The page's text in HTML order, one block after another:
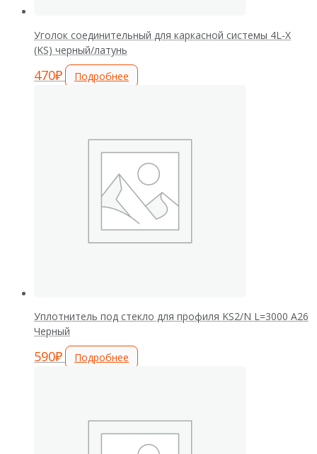
Уголок соединительный для каркасной системы 4L-Х
(KS) черный/латунь
470₽ Подробнее
Уплотнитель под стекло для профиля KS2/N L=3000 А26
Черный
590₽ Подробнее